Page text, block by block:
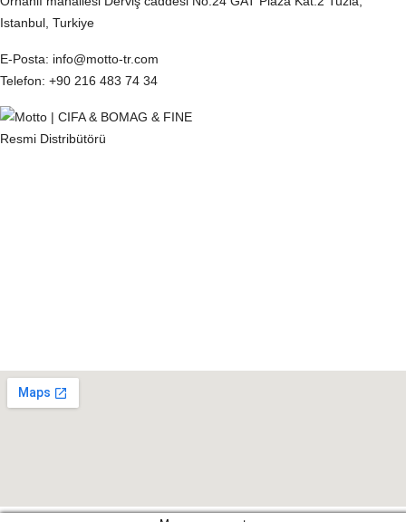
Istanbul, Turkiye
E-Posta: info@motto-tr.com
Telefon: +90 216 483 74 34